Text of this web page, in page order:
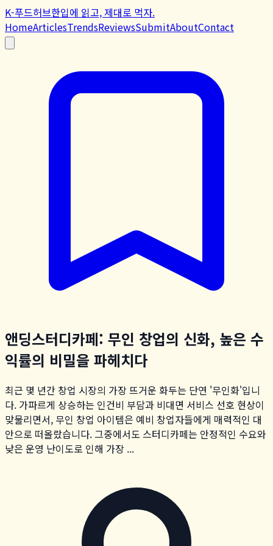
K-푸드허브한입에 읽고, 제대로 먹자.
HomeArticlesTrendsReviewsSubmitAboutContact
앤딩스터디카페: 무인 창업의 신화, 높은 수
익률의 비밀을 파헤치다
최근 몇 년간 창업 시장의 가장 뜨거운 화두는 단연 '무인화'입니
다. 가파르게 상승하는 인건비 부담과 비대면 서비스 선호 현상이
맞물리면서, 무인 창업 아이템은 예비 창업자들에게 매력적인 대
안으로 떠올랐습니다. 그중에서도 스터디카페는 안정적인 수요와
낮은 운영 난이도로 인해 가장 ...